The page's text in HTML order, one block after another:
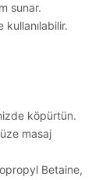
sunar.
kullanılabilir.
köpürtün.
masaj
Betaine,